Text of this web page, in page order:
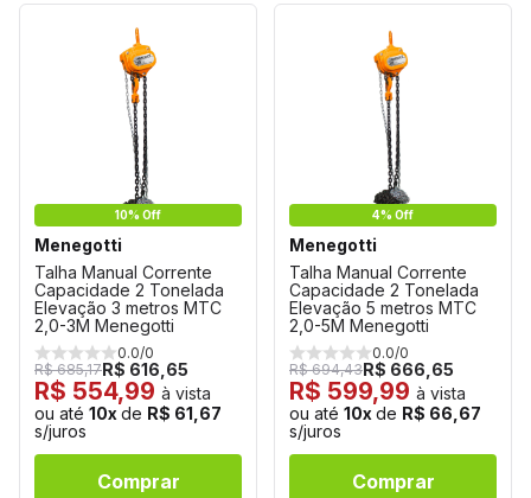
10% Off
Menegotti
Talha Manual Corrente
Capacidade 2 Tonelada
Elevação 3 metros MTC
2,0-3M Menegotti
0.0/0
R$ 685,17R$ 616,65
R$ 554,99 à vista
ou até 10x de R$ 61,67
s/juros
Comprar
4% Off
Menegotti
Talha Manual Corrente
Capacidade 2 Tonelada
Elevação 5 metros MTC
2,0-5M Menegotti
0.0/0
R$ 694,43R$ 666,65
R$ 599,99 à vista
ou até 10x de R$ 66,67
s/juros
Comprar